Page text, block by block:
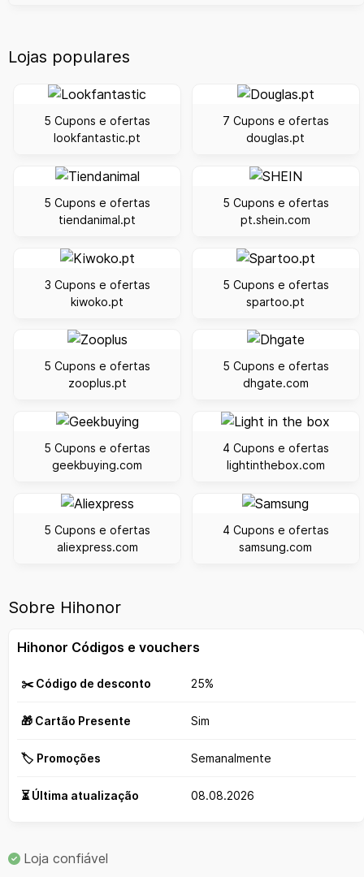
Lojas populares
5 Cupons e ofertas
lookfantastic.pt
7 Cupons e ofertas
douglas.pt
5 Cupons e ofertas
tiendanimal.pt
5 Cupons e ofertas
pt.shein.com
3 Cupons e ofertas
kiwoko.pt
5 Cupons e ofertas
spartoo.pt
5 Cupons e ofertas
zooplus.pt
5 Cupons e ofertas
dhgate.com
5 Cupons e ofertas
geekbuying.com
4 Cupons e ofertas
lightinthebox.com
5 Cupons e ofertas
aliexpress.com
4 Cupons e ofertas
samsung.com
Sobre Hihonor
Hihonor Códigos e vouchers
✂️ Código de desconto 25%
🎁 Cartão Presente Sim
🏷️ Promoções Semanalmente
⏳ Última atualização 08.08.2026
Loja confiável